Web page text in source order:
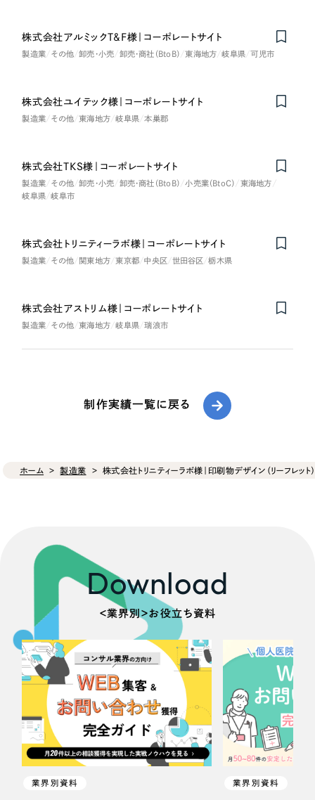
株式会社アルミックT&F様｜コーポレートサイト
製造業 その他 卸売・小売 卸売・商社（BtoB） 東海地方 岐阜県 可児市
Honorabl
e
Ment
i
on
株式会社ユイテック様｜コーポレートサイト
製造業 その他 東海地方 岐阜県 本巣郡
株式会社TKS様｜コーポレートサイト
製造業 その他 卸売・小売 卸売・商社（BtoB） 小売業（BtoC）
東海地方
岐阜県
岐阜市
株式会社トリニティーラボ様｜コーポレートサイト
製造業 その他 関東地方 東京都 中央区 世田谷区 栃木県
株式会社アストリム様｜コーポレートサイト
製造業 その他 東海地方 岐阜県 瑞浪市
制作実績一覧に戻る
ホーム 製造業 株式会社トリニティーラボ様｜印刷物デザイン（リーフレット）
Download
＜業界別＞お役立ち資料
業界別資料 業界別資料